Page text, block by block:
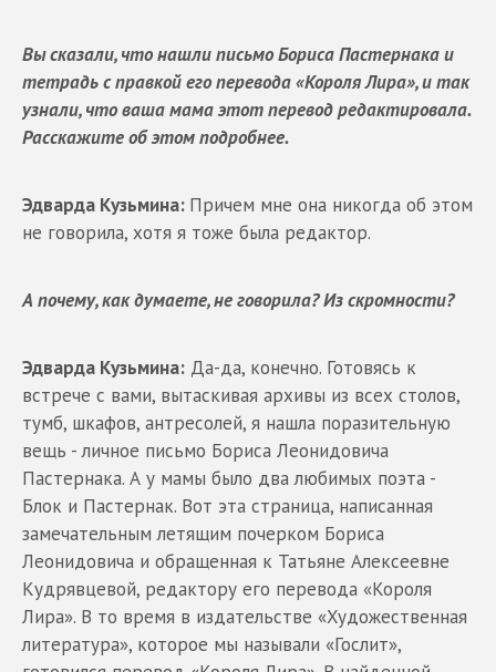
Вы сказали, что нашли письмо Бориса Пастернака и
тетрадь с правкой его перевода «Короля Лира», и так
узнали, что ваша мама этот перевод редактировала.
Расскажите об этом подробнее.
Эдварда Кузьмина: Причем мне она никогда об этом
не говорила, хотя я тоже была редактор.
А почему, как думаете, не говорила? Из скромности?
Эдварда Кузьмина: Да-да, конечно. Готовясь к
встрече с вами, вытаскивая архивы из всех столов,
тумб, шкафов, антресолей, я нашла поразительную
вещь - личное письмо Бориса Леонидовича
Пастернака. А у мамы было два любимых поэта -
Блок и Пастернак. Вот эта страница, написанная
замечательным летящим почерком Бориса
Леонидовича и обращенная к Татьяне Алексеевне
Кудрявцевой, редактору его перевода «Короля
Лира». В то время в издательстве «Художественная
литература», которое мы называли «Гослит»,